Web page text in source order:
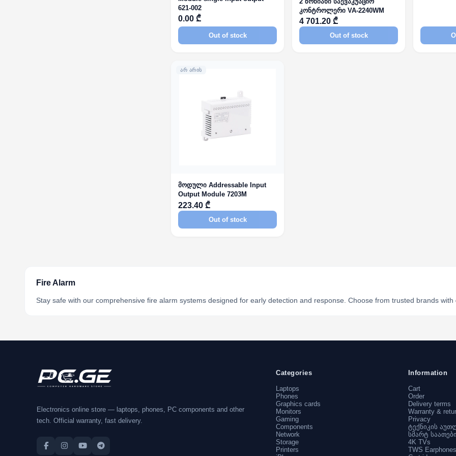
621-002
0.00 ₾
Out of stock
კონტროლერი VA-2240WM
4 701.20 ₾
Out of stock
ᲐᲠ ᲐᲠᲘᲡ
მოდული Addressable Input
Output Module 7203M
223.40 ₾
Out of stock
Fire Alarm
Stay safe with our comprehensive fire alarm systems designed for early detection and response. Choose from trusted brands
Electronics online store — laptops, phones, PC components and other
tech. Official warranty, fast delivery.
Categories
Laptops
Phones
Graphics cards
Monitors
Gaming
Components
Network
Storage
Printers
Information
Cart
Order
Delivery terms
Warranty &
Privacy
ტექნიკის
სმარტ საათები
4K TVs
TWS Earphones